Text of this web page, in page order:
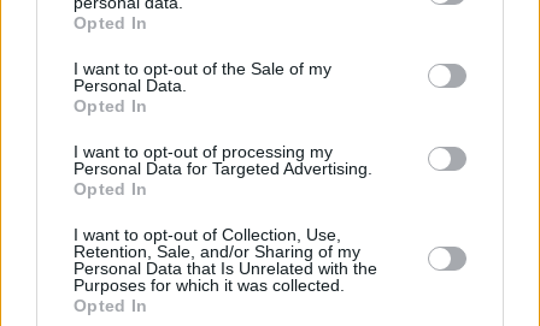
grant or deny consent to Google and its third-party tags to
use your data for below specified purposes in below Google
consent section.
Opted In
I want to opt-out of the Sale of my
Personal Data.
Opted In
I want to opt-out of processing my
Personal Data for Targeted Advertising.
Opted In
I want to opt-out of Collection, Use,
Retention, Sale, and/or Sharing of my
Personal Data that Is Unrelated with the
Purposes for which it was collected.
Opted In
Σερ Ντέμης Χασάμπης: Ποιος είναι ο Έλληνας
νέος «εγκέφαλος» του τμήματος AI της Google
Ζευγάρι Βρετανών με 3 παιδιά
αγοράσουν σπίτι στην Αιγιάλεια,
καταστράφηκε από την πυρκαγιά λίγο
πριν μετακομίσουν, φωτογραφίες
05.08.2026, 19:53